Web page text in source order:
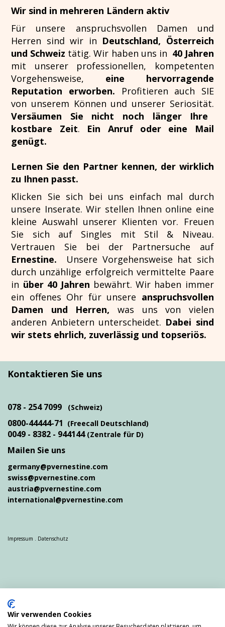
Wir sind in mehreren Ländern aktiv
Für unsere anspruchsvollen Damen und
Herren sind wir in Deutschland, Österreich
und Schweiz tätig. Wir haben uns in 40 Jahren
mit unserer professionellen, kompetenten
Vorgehensweise, eine hervorragende
Reputation erworben.
Profitieren auch SIE
von unserem Können und unserer Seriosität.
Versäumen Sie nicht noch länger Ihre
kostbare Zeit. Ein Anruf oder eine Mail
genügt.
Lernen Sie den Partner kennen, der wirklich
zu Ihnen passt.
Klicken Sie sich bei uns einfach mal durch
unsere Inserate. Wir stellen Ihnen online eine
kleine Auswahl unserer Klienten vor. Freuen
Sie sich auf Singles mit Stil & Niveau.
Vertrauen Sie bei der Partnersuche auf
Ernestine.
Unsere Vorgehensweise hat sich
durch unzählige erfolgreich vermittelte Paare
in über 40 Jahren bewährt. Wir haben immer
ein offenes Ohr für unsere anspruchsvollen
Damen und Herren, was uns von vielen
anderen Anbietern unterscheidet. Dabei sind
wir stets ehrlich, zuverlässig und topseriös.
Kontaktieren Sie uns
078 - 254 7099 (Schweiz)
0800-44444-71 (Freecall Deutschland)
0049 - 8382 - 944144 (Zentrale für D)
Mailen Sie uns
germany@pvernestine.com
swiss@pvernestine.com
austria@pvernestine.com
international@pvernestine.com
Impressum . Datenschutz
Partnervermittlung München
Partnervermittlung Stuttgart
Partnervermittlung Nürnberg
Wir verwenden Cookies